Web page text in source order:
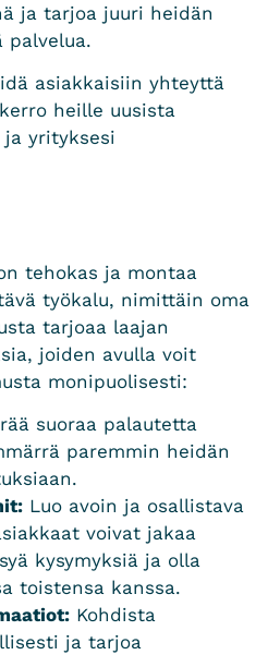
ja tarjoa juuri heidän
palvelua.
asiakkaisiin yhteyttä
heille uusista
yrityksesi
tehokas ja montaa
työkalu, nimittäin oma
tarjoaa laajan
joiden avulla voit
monipuolisesti:
suoraa palautetta
paremmin heidän
Luo avoin ja osallistava
voivat jakaa
kysymyksiä ja olla
toistensa kanssa.
Kohdista
ja tarjoa